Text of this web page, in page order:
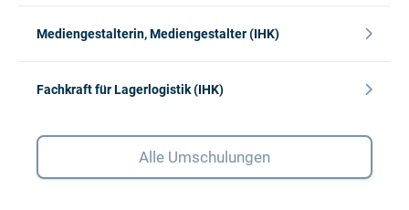
Mediengestalterin, Mediengestalter (IHK)
Fachkraft für Lagerlogistik (IHK)
Alle Umschulungen